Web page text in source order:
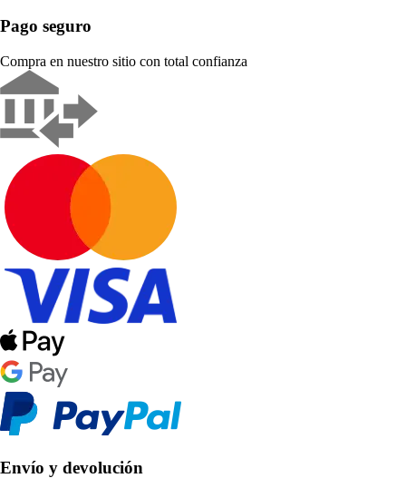
Pago seguro
Compra en nuestro sitio con total confianza
Envío y devolución